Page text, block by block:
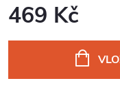
469 Kč